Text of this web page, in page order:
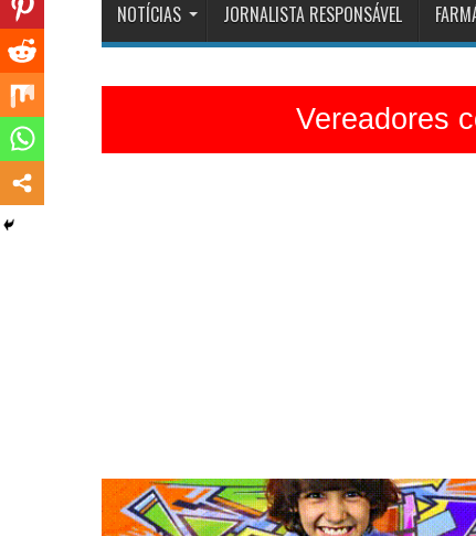
NOTÍCIAS JORNALISTA RESPONSÁVEL
Vereadores